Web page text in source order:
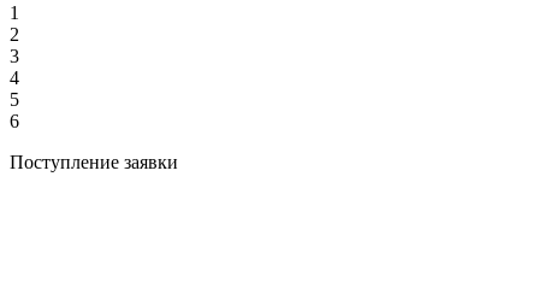
1
2
3
4
5
6
Поступление заявки